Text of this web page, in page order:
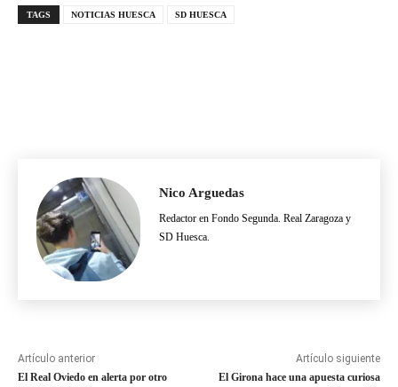
TAGS NOTICIAS HUESCA SD HUESCA
Nico Arguedas
Redactor en Fondo Segunda. Real Zaragoza y
SD Huesca.
Artículo anterior
El Real Oviedo en alerta por otro
Artículo siguiente
El Girona hace una apuesta curiosa